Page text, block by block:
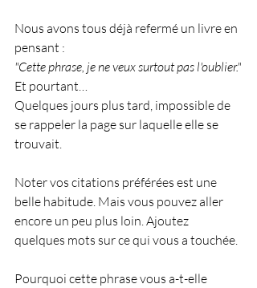
Nous avons tous déjà refermé un livre en
pensant :
"Cette phrase, je ne veux surtout pas l'oublier."
Et pourtant…
Quelques jours plus tard, impossible de
se rappeler la page sur laquelle elle se
trouvait.
Noter vos citations préférées est une
belle habitude. Mais vous pouvez aller
encore un peu plus loin. Ajoutez
quelques mots sur ce qui vous a touchée.
Pourquoi cette phrase vous a-t-elle